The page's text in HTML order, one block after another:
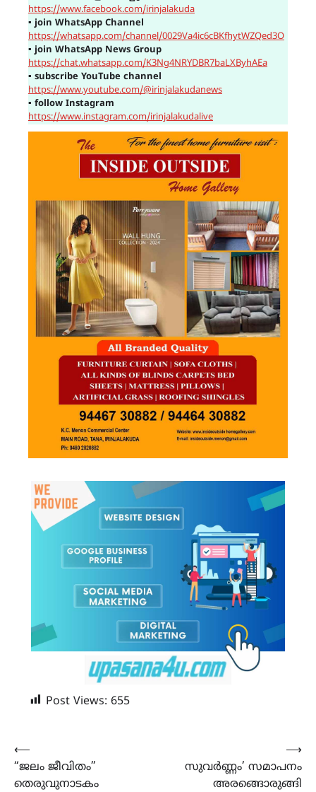
https://www.facebook.com/irinjalakuda
▪ join WhatsApp Channel
https://whatsapp.com/channel/0029Va4ic6cBKfhytWZQed3O
▪ join WhatsApp News Group
https://chat.whatsapp.com/K3Ng4NRYDBR7baLXByhAEa
▪ subscribe YouTube channel
https://www.youtube.com/@irinjalakudanews
▪ follow Instagram
https://www.instagram.com/irinjalakudalive
Post Views: 655
Post
navigation
⟵
“ജലം ജീവിതം”
തെരുവുനാടകം
സുവർണ്ണം’ സമാപനം
അരങ്ങൊരുങ്ങി
⟶